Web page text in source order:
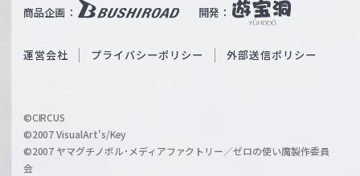
ß
c
a
r
z
商品企画： 開発：
b
O
i
運営会社 プライバシーポリシー 外部送信ポリシー
©CIRCUS
©2007 VisualArt's/Key
©2007 ヤマグチノボル･メディアファクトリー／ゼロの使い魔製作委員
会